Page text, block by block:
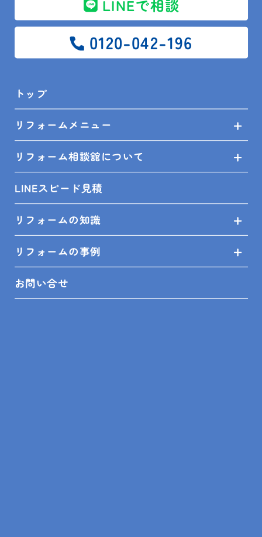
トップ
リフォームメニュー
リフォーム相談舘について
LINEスピード見積
リフォームの知識
リフォームの事例
お問い合せ
LINEで相談
0120-042-196
リフォーム相談舘について
LINEスピード見積
リフォームの知識
リフォームの事例
ショールーム来店予約